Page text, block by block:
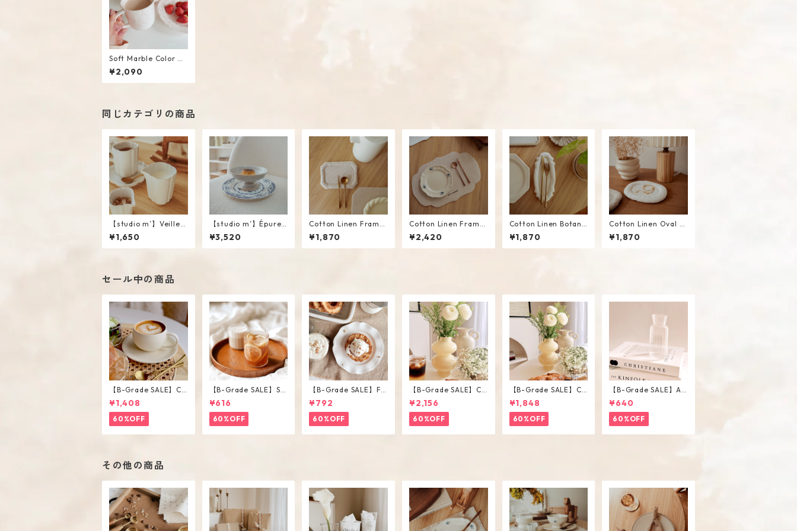
Soft Marble Color M
ug
¥2,090
同じカテゴリの商品
【studio m’】Veillee
Creamer #White / L
¥1,650
【studio m’】Épurer
Compote #White / M
¥3,520
Cotton Linen Frame
Mini Mat #Beige
¥1,870
Cotton Linen Frame
Placemat #Beige
¥2,420
Cotton Linen Botani
cal Mini Mat #White
¥1,870
Cotton Linen Oval M
ini Mat #White
¥1,870
セール中の商品
【B-Grade SALE】Cr
eam Color Round Sh
ape Cup Saucer Set
¥1,408
60%OFF
【B-Grade SALE】Str
iped Short Glass / M
¥616
60%OFF
【B-Grade SALE】Fri
ll Plate
¥792
60%OFF
【B-Grade SALE】Ch
ubby Vase / L
¥2,156
60%OFF
【B-Grade SALE】Ch
ubby Vase / M
¥1,848
60%OFF
【B-Grade SALE】An
tique Flower Vase #
C
¥640
60%OFF
その他の商品